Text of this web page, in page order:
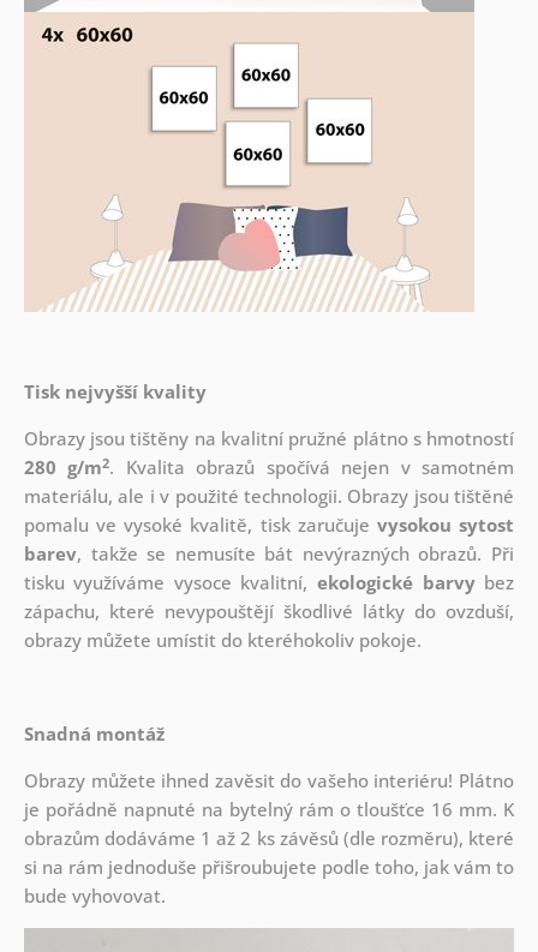
Tisk nejvyšší kvality
Obrazy jsou tištěny na kvalitní pružné plátno s hmotností
280 g/m2. Kvalita obrazů spočívá nejen v samotném
materiálu, ale i v použité technologii. Obrazy jsou tištěné
pomalu ve vysoké kvalitě, tisk zaručuje vysokou sytost
barev, takže se nemusíte bát nevýrazných obrazů. Při
tisku využíváme vysoce kvalitní,ekologické barvybez
zápachu, které nevypouštějí škodlivé látky do ovzduší,
obrazy můžete umístit do kteréhokoliv pokoje.
Snadná montáž
Obrazy můžete ihned zavěsit do vašeho interiéru! Plátno
je pořádně napnuté na bytelný rám o tloušťce 16 mm. K
obrazům dodáváme 1 až 2 ks závěsů (dle rozměru), které
si na rám jednoduše přišroubujete podle toho, jak vám to
bude vyhovovat.